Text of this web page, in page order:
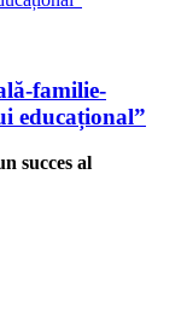
familie-
educațional”
succes al